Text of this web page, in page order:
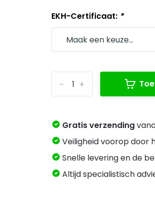
EKH-Certificaat: *
+
-
Gratis verzending
Veiligheid voorop door
Snelle levering en de
Altijd specialistisch